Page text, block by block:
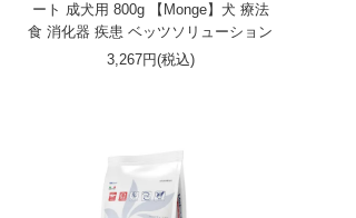
ート 成犬用 800g 【Monge】犬 療法
食 消化器 疾患 ベッツソリューション
3,267円(税込)